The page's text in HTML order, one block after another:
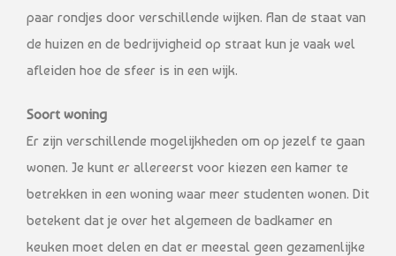
paar rondjes door verschillende wijken. Aan de staat van
de huizen en de bedrijvigheid op straat kun je vaak wel
afleiden hoe de sfeer is in een wijk.
Soort woning
Er zijn verschillende mogelijkheden om op jezelf te gaan
wonen. Je kunt er allereerst voor kiezen een kamer te
betrekken in een woning waar meer studenten wonen. Dit
betekent dat je over het algemeen de badkamer en
keuken moet delen en dat er meestal geen gezamenlijke